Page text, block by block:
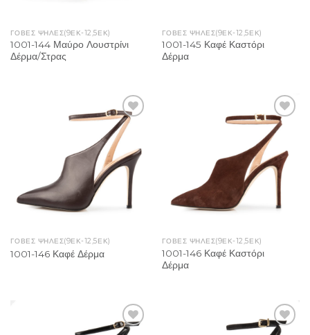
ΓΌΒΕΣ ΨΗΛΈΣ(9ΕΚ-12,5ΕΚ)
1001-144 Μαύρο Λουστρίνι
Δέρμα/Στρας
ΓΌΒΕΣ ΨΗΛΈΣ(9ΕΚ-12,5ΕΚ)
1001-145 Καφέ Καστόρι
Δέρμα
Add to
Wishlist
ΓΌΒΕΣ ΨΗΛΈΣ(9ΕΚ-12,5ΕΚ)
1001-146 Καφέ Δέρμα
Add to
Wishlist
ΓΌΒΕΣ ΨΗΛΈΣ(9ΕΚ-12,5ΕΚ)
1001-146 Καφέ Καστόρι
Δέρμα